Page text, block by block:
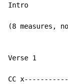
Intro
(8 measures,
Verse 1
CC